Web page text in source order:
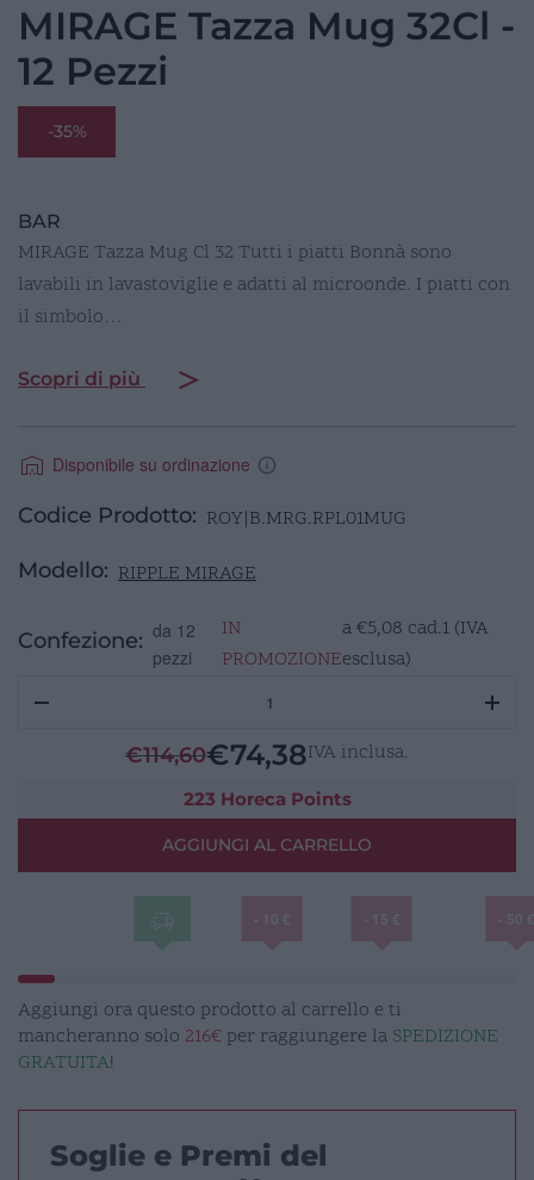
MIRAGE Tazza Mug 32Cl -
12 Pezzi
-35%
BAR
MIRAGE Tazza Mug Cl 32 Tutti i piatti Bonnà sono
lavabili in lavastoviglie e adatti al microonde. I piatti con
il simbolo…
Scopri di più
Disponibile su ordinazione
Codice Prodotto: ROY|B.MRG.RPL01MUG
Modello: RIPPLE MIRAGE
Confezione: da 12
pezzi
IN
PROMOZIONE
a€5,08 cad.1 (IVA
esclusa)
€114,60€74,38IVA inclusa.
223 Horeca Points
AGGIUNGI AL CARRELLO
Aggiungi ora questo prodotto al carrello e ti
mancheranno solo 216€ per raggiungere la SPEDIZIONE
GRATUITA!
Soglie e Premi del